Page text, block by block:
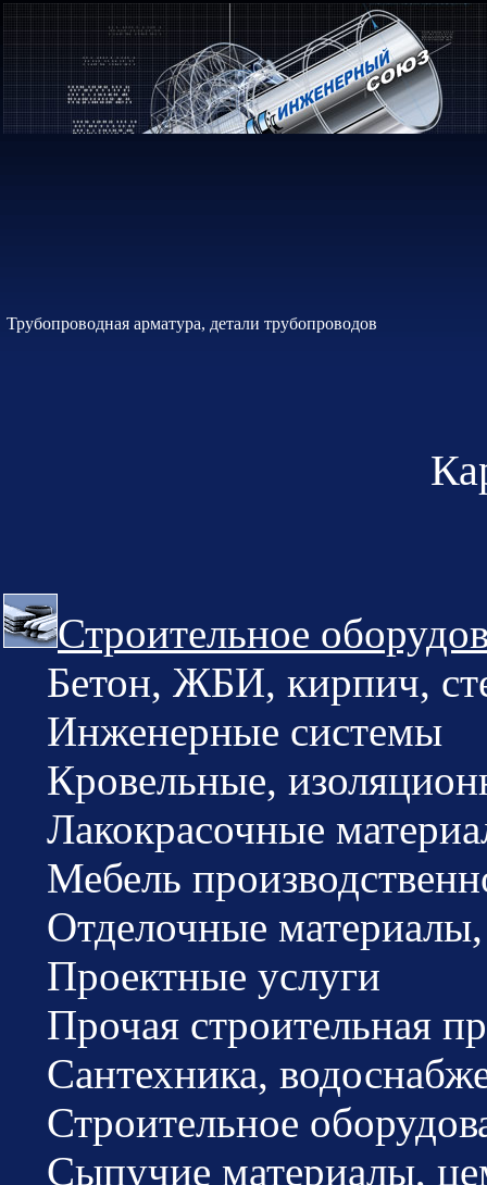
Трубопроводная арматура, детали трубопроводов
Строительное
Бетон, ЖБИ, кирпич,
Инженерные системы
Кровельные,
Лакокрасочные
Мебель
Отделочные материалы,
Проектные услуги
Прочая строительная
Сантехника,
Строительное
Сыпучие материалы,